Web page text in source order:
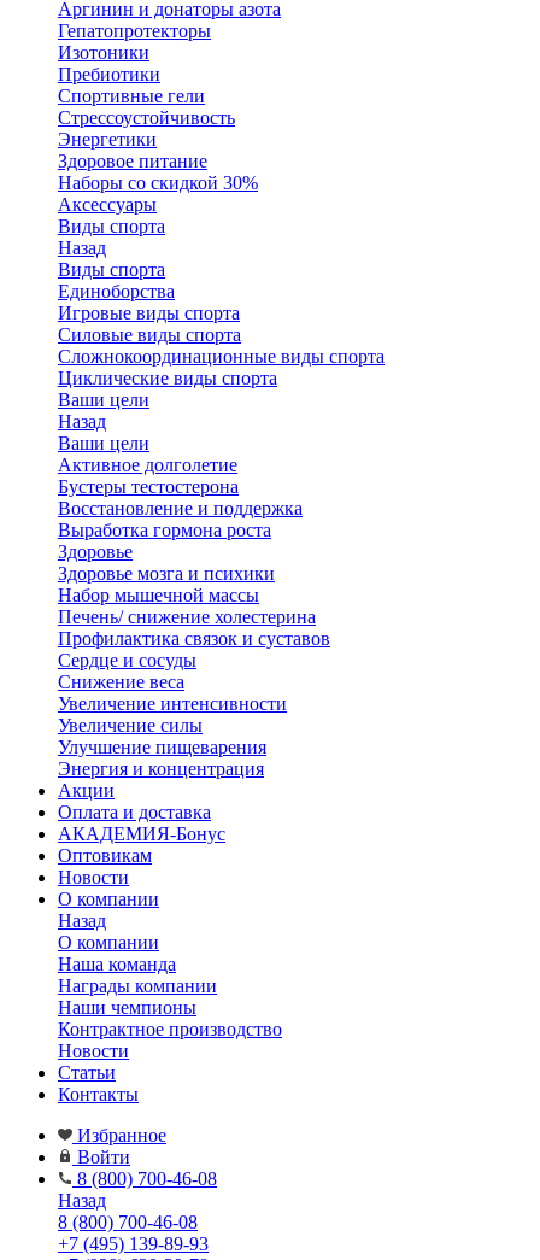
Аргинин и донаторы азота
Гепатопротекторы
Изотоники
Пребиотики
Спортивные гели
Стрессоустойчивость
Энергетики
Здоровое питание
Наборы со скидкой 30%
Аксессуары
Виды спорта
Назад
Виды спорта
Единоборства
Игровые виды спорта
Силовые виды спорта
Сложнокоординационные виды спорта
Циклические виды спорта
Ваши цели
Назад
Ваши цели
Активное долголетие
Бустеры тестостерона
Восстановление и поддержка
Выработка гормона роста
Здоровье
Здоровье мозга и психики
Набор мышечной массы
Печень/ снижение холестерина
Профилактика связок и суставов
Сердце и сосуды
Снижение веса
Увеличение интенсивности
Увеличение силы
Улучшение пищеварения
Энергия и концентрация
Акции
Оплата и доставка
АКАДЕМИЯ-Бонус
Оптовикам
Новости
О компании
Назад
О компании
Наша команда
Награды компании
Наши чемпионы
Контрактное производство
Новости
Статьи
Контакты
Избранное
Войти
8 (800) 700-46-08
Назад
8 (800) 700-46-08
+7 (495) 139-89-93